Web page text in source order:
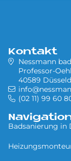
Kontakt
Nessmann
Professor-
40589
(02 11) 99 60
Badsanierung in